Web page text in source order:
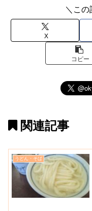
＼この
X
コピー
関連記事
うどん・そば